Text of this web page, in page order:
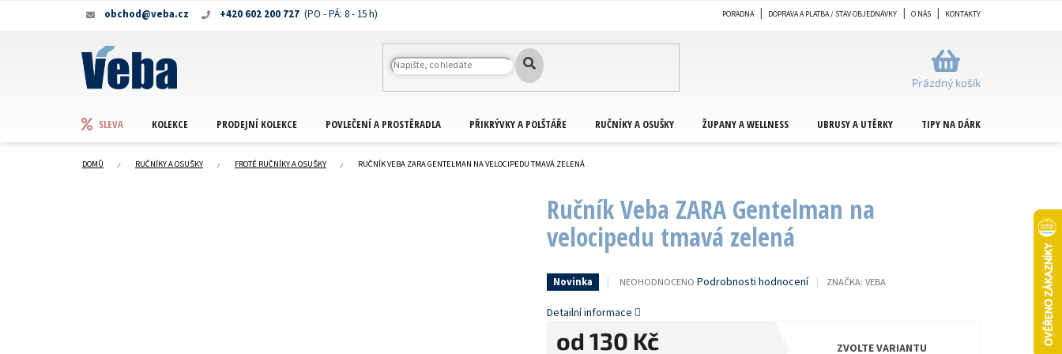
+420 602 200 727
obchod@veba.cz PORADNA DOPRAVA A PLATBA / STAV OBJEDNÁVKY O NÁS KONTAKTY
NÁKUPNÍ
KOŠÍK
Prázdný košík
SLEVA KOLEKCE PRODEJNÍ KOLEKCE POVLEČENÍ A PROSTĚRADLA PŘIKRÝVKY A POLŠTÁŘE RUČNÍKY A OSUŠKY ŽUPANY A WELLNESS UBRUSY A UTĚRKY TIPY NA DÁRKY
DOMŮ RUČNÍKY A OSUŠKY FROTÉ RUČNÍKY A OSUŠKY RUČNÍK VEBA ZARA GENTELMAN NA VELOCIPEDU TMAVÁ ZELENÁ
Ručník Veba ZARA Gentelman na
velocipedu tmavá zelená
Novinka
PRŮMĚRNÉ
PRODUKTU
JE
0,0
Z
NEOHODNOCENO Podrobnosti hodnocení ZNAČKA: VEBA
od 130 Kč ZVOLTE VARIANTU
Detailní informace